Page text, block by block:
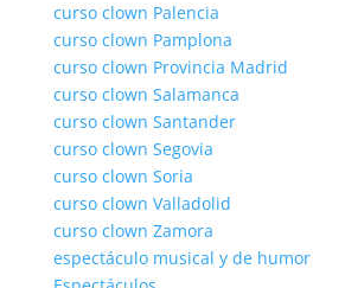
curso clown Palencia
curso clown Pamplona
curso clown Provincia Madrid
curso clown Salamanca
curso clown Santander
curso clown Segovia
curso clown Soria
curso clown Valladolid
curso clown Zamora
espectáculo musical y de humor